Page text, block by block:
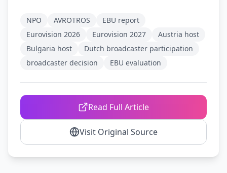
NPO AVROTROS
EBU report
Eurovision 2026
Eurovision 2027
Austria host
Bulgaria host
Dutch broadcaster participation
broadcaster decision
EBU evaluation
Read Full Article
Visit Original Source